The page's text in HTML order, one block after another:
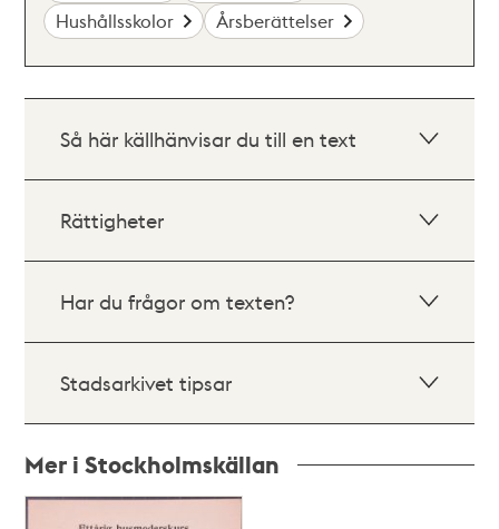
Hushållsskolor
Årsberättelser
Så här källhänvisar du till en text
Rättigheter
Har du frågor om texten?
Stadsarkivet tipsar
Mer i Stockholmskällan
Relaterade